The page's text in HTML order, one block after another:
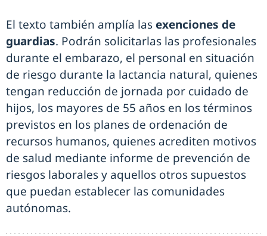
El texto también amplía las exenciones de
guardias. Podrán solicitarlas las profesionales
durante el embarazo, el personal en situación
de riesgo durante la lactancia natural, quienes
tengan reducción de jornada por cuidado de
hijos, los mayores de 55 años en los términos
previstos en los planes de ordenación de
recursos humanos, quienes acrediten motivos
de salud mediante informe de prevención de
riesgos laborales y aquellos otros supuestos
que puedan establecer las comunidades
autónomas.